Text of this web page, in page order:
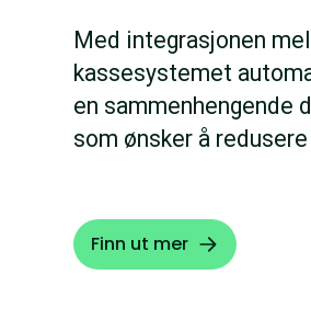
Med integrasjonen
kassesystemet
en sammenhengende
som ønsker å
Finn ut mer